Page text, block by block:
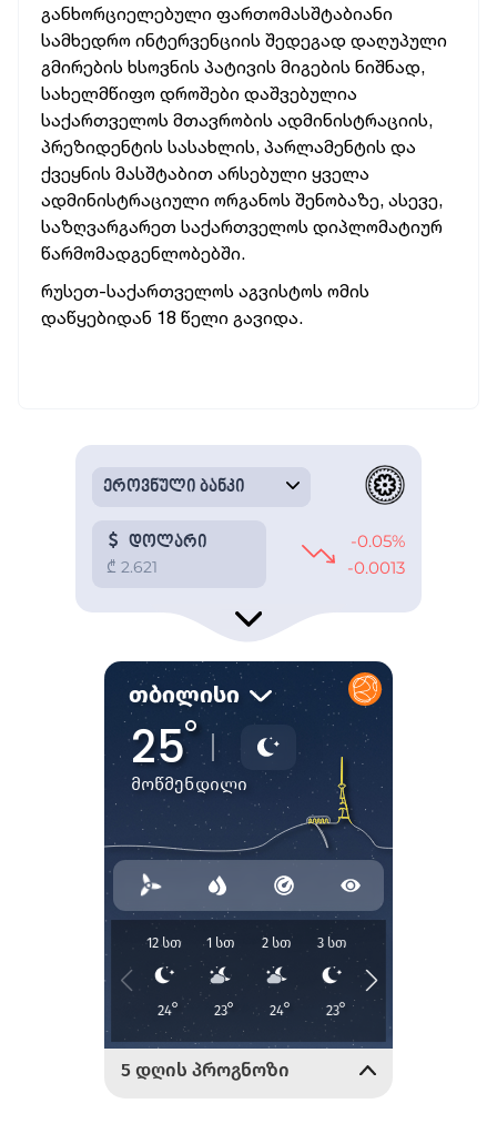
განხორციელებული ფართომასშტაბიანი
სამხედრო ინტერვენციის შედეგად დაღუპული
გმირების ხსოვნის პატივის მიგების ნიშნად,
სახელმწიფო დროშები დაშვებულია
საქართველოს მთავრობის ადმინისტრაციის,
პრეზიდენტის სასახლის, პარლამენტის და
ქვეყნის მასშტაბით არსებული ყველა
ადმინისტრაციული ორგანოს შენობაზე, ასევე,
საზღვარგარეთ საქართველოს დიპლომატიურ
წარმომადგენლობებში.
რუსეთ-საქართველოს აგვისტოს ომის
დაწყებიდან 18 წელი გავიდა.